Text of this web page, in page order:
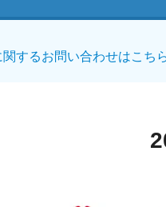
関するお問い合わせはこち